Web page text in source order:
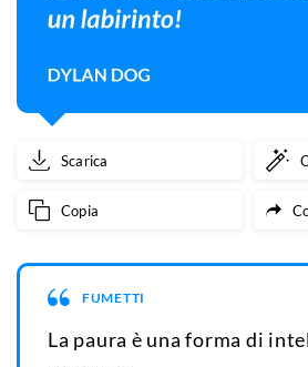
Scarica
Copia
FUMETTI
La paura è una forma di